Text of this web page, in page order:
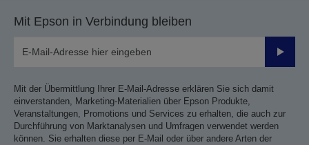
Mit Epson in Verbindung bleiben
Mit der Übermittlung Ihrer E-Mail-Adresse erklären Sie sich damit
einverstanden, Marketing-Materialien über Epson Produkte,
Veranstaltungen, Promotions und Services zu erhalten, die auch zur
Durchführung von Marktanalysen und Umfragen verwendet werden
können. Sie erhalten diese per E-Mail oder über andere Arten der